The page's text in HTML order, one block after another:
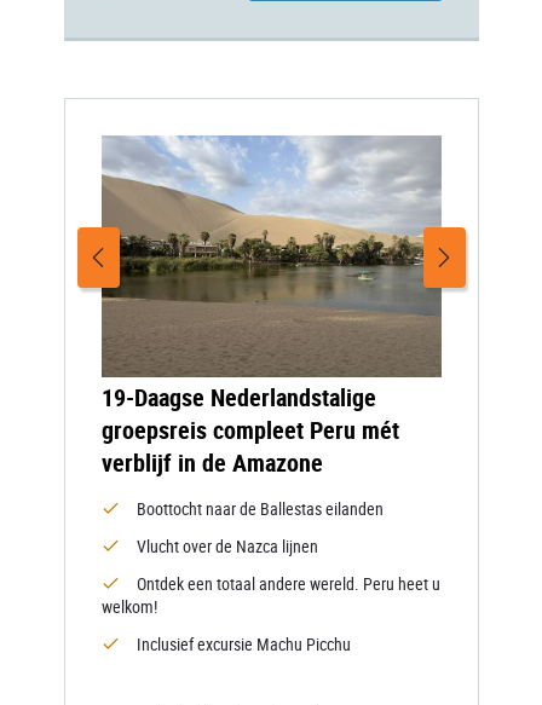
19-Daagse Nederlandstalige
groepsreis compleet Peru mét
verblijf in de Amazone
Boottocht naar de Ballestas eilanden
Vlucht over de Nazca lijnen
Ontdek een totaal andere wereld. Peru heet u
welkom!
Inclusief excursie Machu Picchu